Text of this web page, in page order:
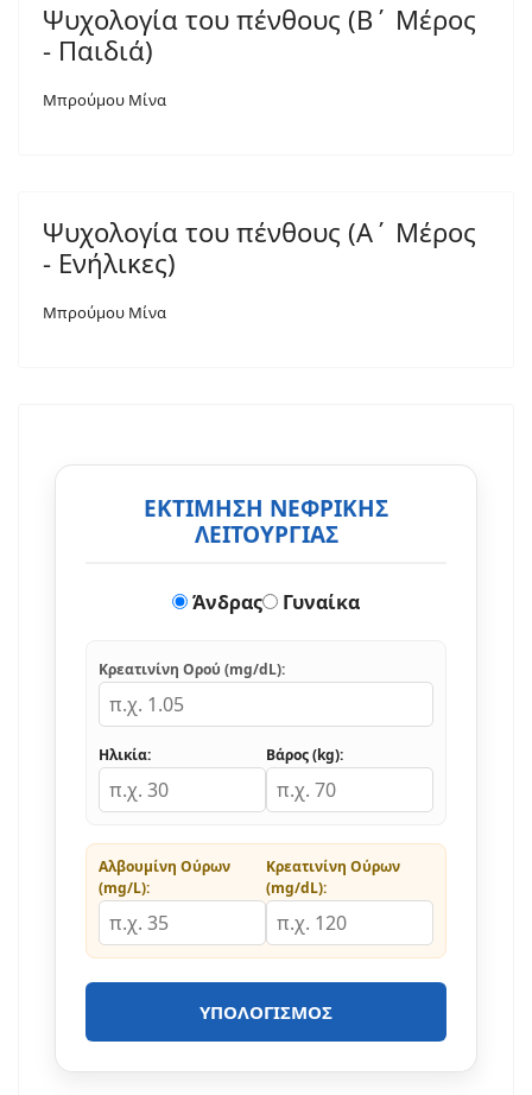
Ψυχολογία του πένθους (Β΄ Μέρος
- Παιδιά)
Μπρούμου Μίνα
Ψυχολογία του πένθους (Α΄ Μέρος
- Ενήλικες)
Μπρούμου Μίνα
ΕΚΤΙΜΗΣΗ ΝΕΦΡΙΚΗΣ
ΛΕΙΤΟΥΡΓΙΑΣ
Άνδρας Γυναίκα
Κρεατινίνη Ορού (mg/dL):
Ηλικία: Βάρος (kg):
Αλβουμίνη Ούρων
(mg/L):
Κρεατινίνη Ούρων
(mg/dL):
ΥΠΟΛΟΓΙΣΜΌΣ